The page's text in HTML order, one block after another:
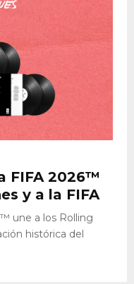
FIFA 2026™
y a la FIFA
une a los Rolling
histórica del